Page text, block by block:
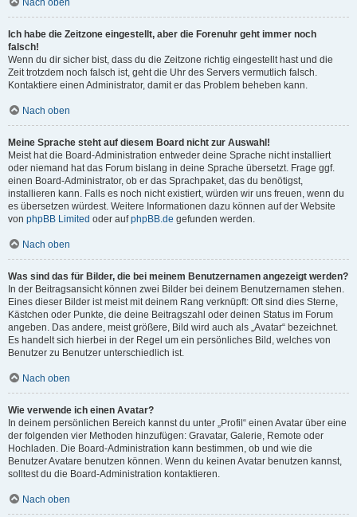
Nach oben
Ich habe die Zeitzone eingestellt, aber die Forenuhr geht immer noch
falsch!
Wenn du dir sicher bist, dass du die Zeitzone richtig eingestellt hast und die
Zeit trotzdem noch falsch ist, geht die Uhr des Servers vermutlich falsch.
Kontaktiere einen Administrator, damit er das Problem beheben kann.
Nach oben
Meine Sprache steht auf diesem Board nicht zur Auswahl!
Meist hat die Board-Administration entweder deine Sprache nicht installiert
oder niemand hat das Forum bislang in deine Sprache übersetzt. Frage ggf.
einen Board-Administrator, ob er das Sprachpaket, das du benötigst,
installieren kann. Falls es noch nicht existiert, würden wir uns freuen, wenn du
es übersetzen würdest. Weitere Informationen dazu können auf der Website
von phpBB Limited oder aufphpBB.de gefunden werden.
Nach oben
Was sind das für Bilder, die bei meinem Benutzernamen angezeigt werden?
In der Beitragsansicht können zwei Bilder bei deinem Benutzernamen stehen.
Eines dieser Bilder ist meist mit deinem Rang verknüpft: Oft sind dies Sterne,
Kästchen oder Punkte, die deine Beitragszahl oder deinen Status im Forum
angeben. Das andere, meist größere, Bild wird auch als „Avatar“ bezeichnet.
Es handelt sich hierbei in der Regel um ein persönliches Bild, welches von
Benutzer zu Benutzer unterschiedlich ist.
Nach oben
Wie verwende ich einen Avatar?
In deinem persönlichen Bereich kannst du unter „Profil“ einen Avatar über eine
der folgenden vier Methoden hinzufügen: Gravatar, Galerie, Remote oder
Hochladen. Die Board-Administration kann bestimmen, ob und wie die
Benutzer Avatare benutzen können. Wenn du keinen Avatar benutzen kannst,
solltest du die Board-Administration kontaktieren.
Nach oben